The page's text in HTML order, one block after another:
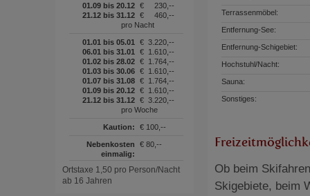
01.09 bis 20.12 €
230,--
21.12 bis 31.12 €
460,--
pro Nacht
01.01 bis 05.01 € 3.220,--
06.01 bis 31.01
€ 1.610,--
01.02 bis 28.02 € 1.764,--
01.03 bis 30.06 € 1.610,--
01.07 bis 31.08 € 1.764,--
01.09 bis 20.12 € 1.610,--
21.12 bis 31.12 € 3.220,--
pro Woche
Kaution: € 100,--
Nebenkosten
einmalig:
€ 80,--
Ortstaxe 1,50 pro Person/Nacht
ab 16 Jahren
Terrassenmöbel:
Entfernung-See:
Entfernung-Schigebiet:
Hochstuhl/Nacht:
Sauna:
Sonstiges:
Ob beim
Skigebiete, beim